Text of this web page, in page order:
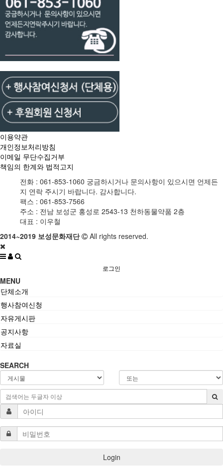
이용약관
개인정보처리방침
이메일 무단수집거부
책임의 한계와 법적고지
전화 : 061-853-1060 궁금하시거나 문의사항이 있으시면 언제든
지 연락 주시기 바랍니다. 감사합니다.
팩스 : 061-853-7566
주소 : 전남 보성군 홍성로 2543-13 천하동물약품 2층
대표 : 이우철
2014~2019 보성문화재단
All rights reserved.
로그인
MENU
단체소개
행사참여신청
자유게시판
공지사항
자료실
SEARCH
Login